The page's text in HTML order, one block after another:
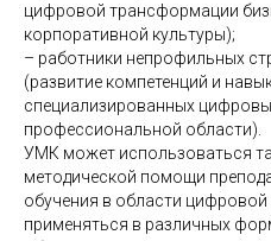
цифровой трансформации
корпоративной культуры);
– работники непрофильных
(развитие компетенций и
специализированных
профессиональной области).
УМК может использоваться
методической помощи
обучения в области
применяться в различных